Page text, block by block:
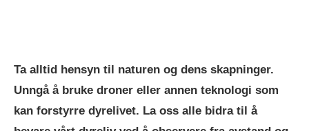
Ta alltid hensyn til naturen og dens skapninger.
Unngå å bruke droner eller annen teknologi som
kan forstyrre dyrelivet. La oss alle bidra til å